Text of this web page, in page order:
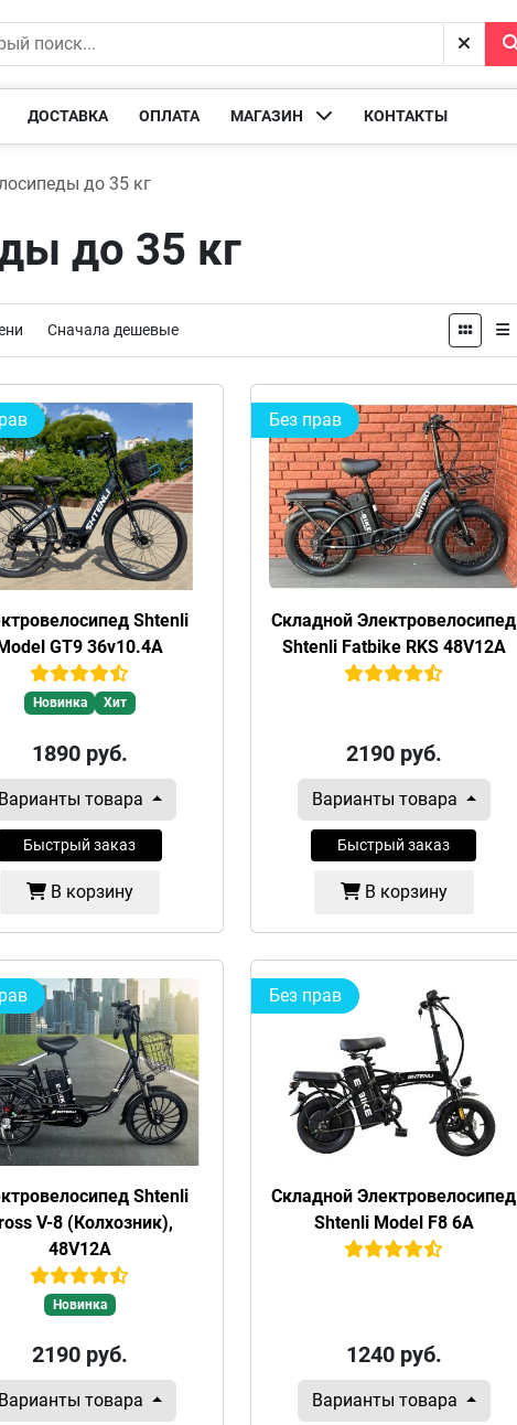
ДОСТАВКА ОПЛАТА МАГАЗИН КОНТАКТЫ
до 35 кг
до 35 кг
Сначала дешевые
Shtenli
Model GT9 36v10.4А
Новинка Хит
1890руб.
Варианты товара
Быстрый заказ
В корзину
Без прав
Складной Электровелосипед
Shtenli Fatbike RKS 48V12А
2190руб.
Варианты товара
Быстрый заказ
В корзину
Shtenli
V-8 (Колхозник),
48V12A
Новинка
2190руб.
Варианты товара
Без прав
Складной Электровелосипед
Shtenli Model F8 6A
1240руб.
Варианты товара